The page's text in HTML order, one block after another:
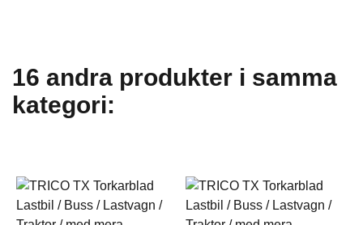
16 andra produkter i samma
kategori: